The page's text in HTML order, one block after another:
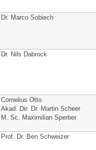
Dr. Marco Sobiech
Dr. Nils Dabrock
Cornelius Otto
Akad. Dir. Dr. Martin Scheer
M. Sc. Maximilian Sperber
Prof. Dr. Ben Schweizer